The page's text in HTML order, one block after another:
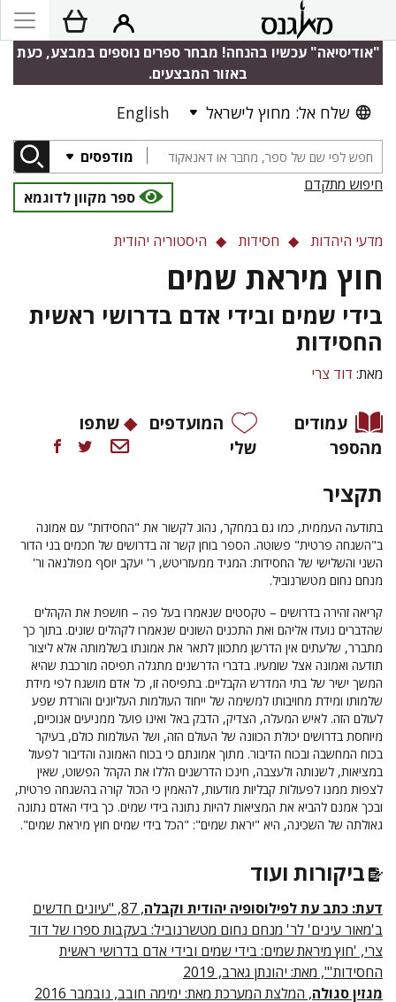
"אודיסיאה" עכשיו בהנחה! מבחר ספרים נוספים במבצע, כעת
באזור המבצעים.
שלח אל: מחוץ לישראל English
מודפסים
חיפוש מתקדם
ספר מקוון לדוגמא
מדעי היהדות חסידות היסטוריה יהודית
חוץ מיראת שמים
בידי שמים ובידי אדם בדרושי ראשית
החסידות
מאת: דוד צרי
עמודים
מהספר
המועדפים
שלי
שתפו
תקציר
בתודעה העממית, כמו גם במחקר, נהוג לקשור את "החסידות" עם אמונה
ב"השגחה פרטית" פשוטה. הספר בוחן קשר זה בדרושים של חכמים בני הדור
השני והשלישי של החסידות: המגיד ממעזריטש, ר' יעקב יוסף מפולנאה ור'
מנחם נחום מטשרנוביל.
קריאה זהירה בדרושים – טקסטים שנאמרו בעל פה – חושפת את הקהלים
שהדברים נועדו אליהם ואת התכנים השונים שנאמרו לקהלים שונים. בתוך כך
מתברר, שלעתים אין הדרשן מתכוון לתאר את אמונתו בשלמותה אלא ליצור
תודעה ואמונה אצל שומעיו. בדברי הדרשנים מתגלה תפיסה מורכבת שהיא
המשך ישיר של בתי המדרש הקבליים. בתפיסה זו, כל אדם מושגח לפי מידת
שלמותו ומידת מחויבותו למשימה של ייחוד העולמות העליונים והורדת שפע
לעולם הזה. לאיש המעלה, הצדיק, הדבק באל ואינו פועל ממניעים אנוכיים,
מיוחסת בדרושים יכולת הכוונה של העולם הזה, ושל העולמות כולם, בעיקר
בכוח המחשבה ובכוח הדיבור. מתוך אמונתם כי בכוח האמונה והדיבור לפעול
במציאות, לשנותה ולעצבה, חינכו הדרשנים הללו את הקהל הפשוט, שאין
לצפות ממנו לפעולות קבליות מודעות, להאמין כי הכול קורה בהשגחה פרטית,
ובכך אמנם להביא את המציאות להיות נתונה בידי שמים. כך בידי האדם נתונה
גאולתה של השכינה, היא "יראת שמים": "הכל בידי שמים חוץ מיראת שמים".
ביקורות ועוד
דעת: כתב עת לפילוסופיה יהודית וקבלה
, 87, "עיונים חדשים
ב'מאור עינים' לר' מנחם נחום מטשרנוביל: בעקבות ספרו של דוד
צרי, 'חוץ מיראת שמים: בידי שמים ובידי אדם בדרושי ראשית
החסידות'", מאת: יהונתן גארב, 2019
מגזין סגולה, המלצת המערכת מאת: ימימה חובב, נובמבר 2016